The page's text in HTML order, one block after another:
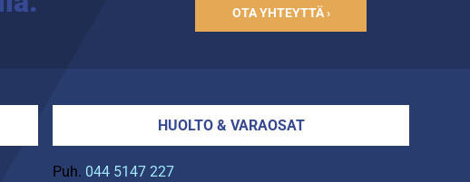
OTA YHTEYTTÄ ›
HUOLTO & VARAOSAT
Puh. 044 5147 227